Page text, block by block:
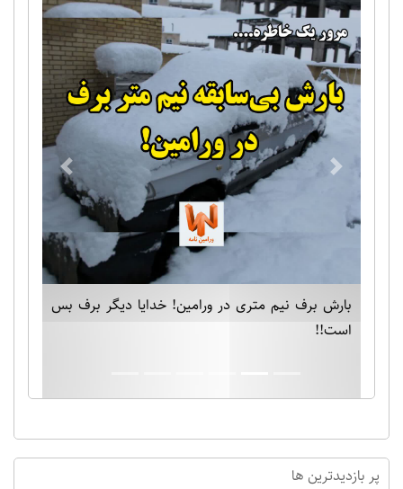
بارش برف نیم متری در ورامین! خدایا دیگر برف بس
است!!
Previous Next
پر بازدیدترین ها